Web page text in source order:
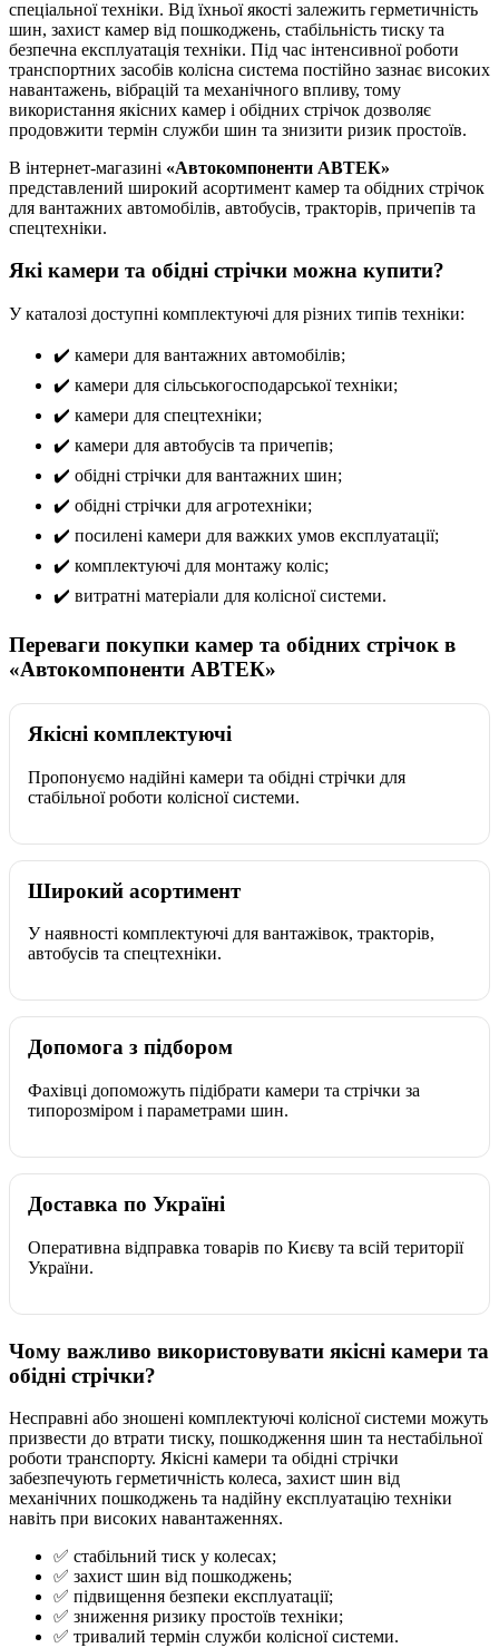
спеціальної техніки. Від їхньої якості залежить герметичність
шин, захист камер від пошкоджень, стабільність тиску та
безпечна експлуатація техніки. Під час інтенсивної роботи
транспортних засобів колісна система постійно зазнає високих
навантажень, вібрацій та механічного впливу, тому
використання якісних камер і обідних стрічок дозволяє
продовжити термін служби шин та знизити ризик простоїв.
В інтернет-магазині «Автокомпоненти АВТЕК»
представлений широкий асортимент камер та обідних стрічок
для вантажних автомобілів, автобусів, тракторів, причепів та
спецтехніки.
Які камери та обідні стрічки можна купити?
У каталозі доступні комплектуючі для різних типів техніки:
✔️ камери для вантажних автомобілів;
✔️ камери для сільськогосподарської техніки;
✔️ камери для спецтехніки;
✔️ камери для автобусів та причепів;
✔️ обідні стрічки для вантажних шин;
✔️ обідні стрічки для агротехніки;
✔️ посилені камери для важких умов експлуатації;
✔️ комплектуючі для монтажу коліс;
✔️ витратні матеріали для колісної системи.
Переваги покупки камер та обідних стрічок в
«Автокомпоненти АВТЕК»
Якісні комплектуючі
Пропонуємо надійні камери та обідні стрічки для
стабільної роботи колісної системи.
Широкий асортимент
У наявності комплектуючі для вантажівок, тракторів,
автобусів та спецтехніки.
Допомога з підбором
Фахівці допоможуть підібрати камери та стрічки за
типорозміром і параметрами шин.
Доставка по Україні
Оперативна відправка товарів по Києву та всій території
України.
Чому важливо використовувати якісні камери та
обідні стрічки?
Несправні або зношені комплектуючі колісної системи можуть
призвести до втрати тиску, пошкодження шин та нестабільної
роботи транспорту. Якісні камери та обідні стрічки
забезпечують герметичність колеса, захист шин від
механічних пошкоджень та надійну експлуатацію техніки
навіть при високих навантаженнях.
✅ стабільний тиск у колесах;
✅ захист шин від пошкоджень;
✅ підвищення безпеки експлуатації;
✅ зниження ризику простоїв техніки;
✅ тривалий термін служби колісної системи.